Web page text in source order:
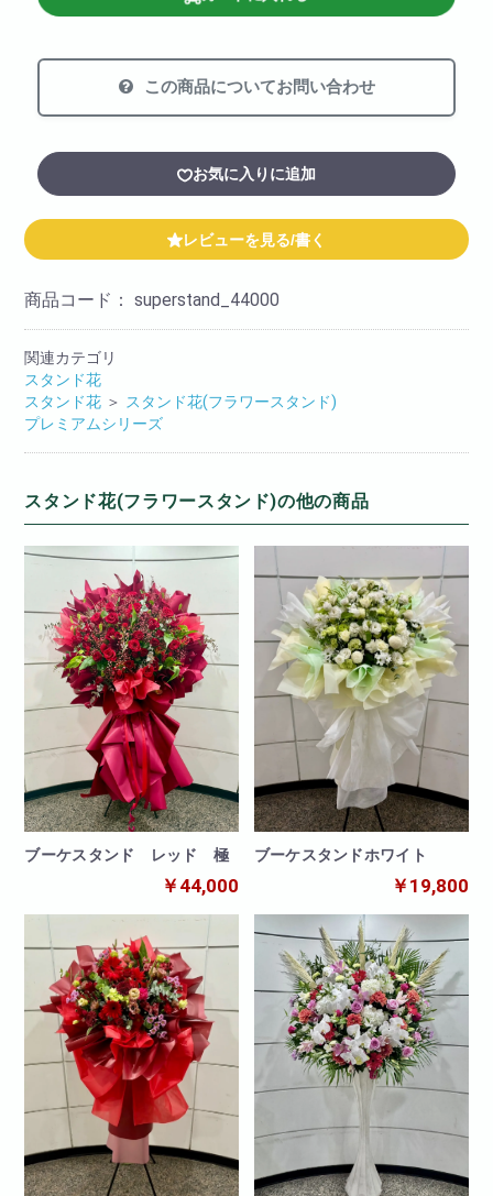
この商品についてお問い合わせ
お気に入りに追加
レビューを見る/書く
商品コード：superstand_44000
関連カテゴリ
スタンド花
スタンド花 ＞ スタンド花(フラワースタンド)
プレミアムシリーズ
スタンド花(フラワースタンド)の他の商品
ブーケスタンド レッド 極
￥44,000
ブーケスタンドホワイト
￥19,800